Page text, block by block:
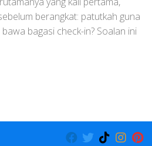
berangkat: patutkah guna
bagasi check-in? Soalan ini